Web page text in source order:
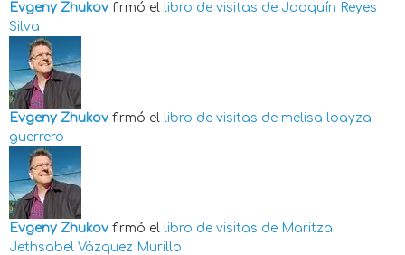
Evgeny Zhukov firmó el libro de visitas de Joaquín Reyes
Silva
Evgeny Zhukov firmó el libro de visitas de melisa loayza
guerrero
Evgeny Zhukov firmó el libro de visitas de Maritza
Jethsabel Vázquez Murillo